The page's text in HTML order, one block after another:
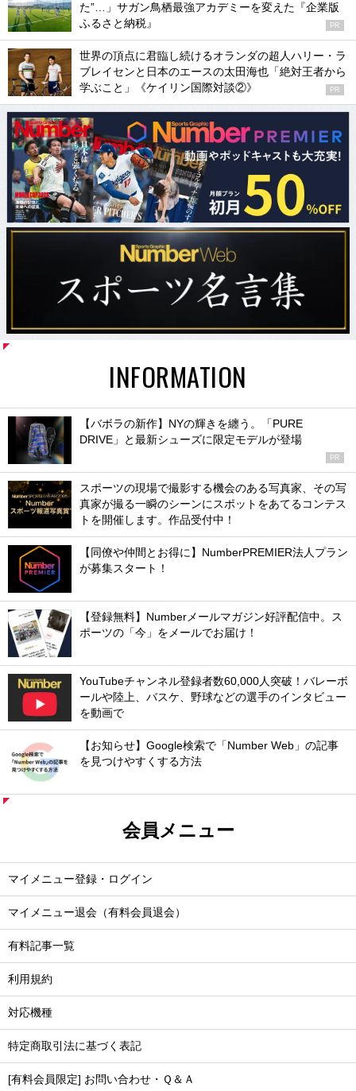
た”…」サガン鳥栖最強アカデミーを変えた『企業版
ふるさと納税』
PR
世界の頂点に君臨し続けるオランダの超人ハリー・ラ
ブレイセンと日本のエースの太田海也「絶対王者から
学ぶこと」《ケイリン国際対談②》
PR
INFORMATION
【バボラの新作】NYの輝きを纏う。「PURE
DRIVE」と最新シューズに限定モデルが登場
PR
スポーツの現場で撮影する機会のある写真家、その写
真家が撮る一瞬のシーンにスポットをあてるコンテス
トを開催します。作品受付中！
【同僚や仲間とお得に】NumberPREMIER法人プラン
が募集スタート！
【登録無料】Numberメールマガジン好評配信中。ス
ポーツの「今」をメールでお届け！
YouTubeチャンネル登録者数60,000人突破！バレーボ
ールや陸上、バスケ、野球などの選手のインタビュー
を動画で
【お知らせ】Google検索で「Number Web」の記事
を見つけやすくする方法
会員メニュー
マイメニュー登録・ログイン
マイメニュー退会（有料会員退会）
有料記事一覧
利用規約
対応機種
特定商取引法に基づく表記
[有料会員限定] お問い合わせ・Ｑ＆Ａ